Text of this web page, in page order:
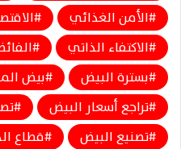
الأمن الغذائي
الاكتفاء الذاتي
بسترة البيض
بيض
تراجع أسعار البيض
تصنيع البيض
قطاع